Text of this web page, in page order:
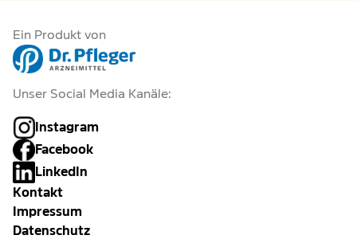
Ein Produkt von
Unser Social Media Kanäle:
Instagram
Facebook
LinkedIn
Kontakt
Impressum
Datenschutz